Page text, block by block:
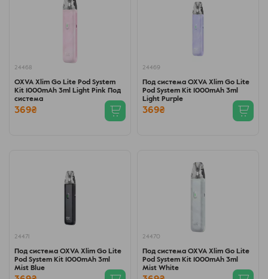
24468
OXVA Xlim Go Lite Pod System
Kit 1000mAh 3ml Light Pink Под
система
369₴
24469
Под система OXVA Xlim Go Lite
Pod System Kit 1000mAh 3ml
Light Purple
369₴
24471
Под система OXVA Xlim Go Lite
Pod System Kit 1000mAh 3ml
Mist Blue
24470
Под система OXVA Xlim Go Lite
Pod System Kit 1000mAh 3ml
Mist White